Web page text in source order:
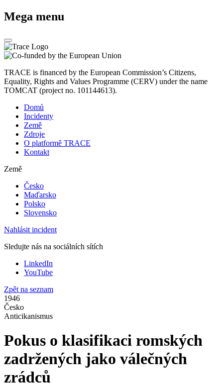
Mega menu
TRACE is financed by the European Commission’s Citizens,
Equality, Rights and Values Programme (CERV) under the name
TOMCAT (project no. 101144613).
Domů
Incidenty
Země
Zdroje
O platformě TRACE
Kontakt
Země
Česko
Maďarsko
Polsko
Slovensko
Nahlásit incident
Sledujte nás na sociálních sítích
LinkedIn
YouTube
Zpět na seznam
1946
Česko
Anticikanismus
Pokus o klasifikaci romských
zadržených jako válečných
zrádců